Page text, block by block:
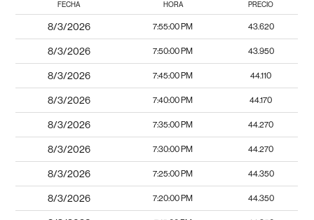
FECHA HORA PRECIO
8/3/2026 7:55:00 PM 43.620
8/3/2026 7:50:00 PM 43.950
8/3/2026 7:45:00 PM 44.110
8/3/2026 7:40:00 PM 44.170
8/3/2026 7:35:00 PM 44.270
8/3/2026 7:30:00 PM 44.270
8/3/2026 7:25:00 PM 44.350
8/3/2026 7:20:00 PM 44.350